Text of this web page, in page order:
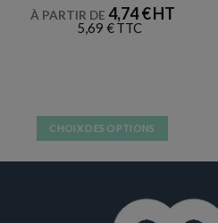
À PARTIR DE 4,74€
5,69 €
CHOIX DES OPTIONS
plusieurs